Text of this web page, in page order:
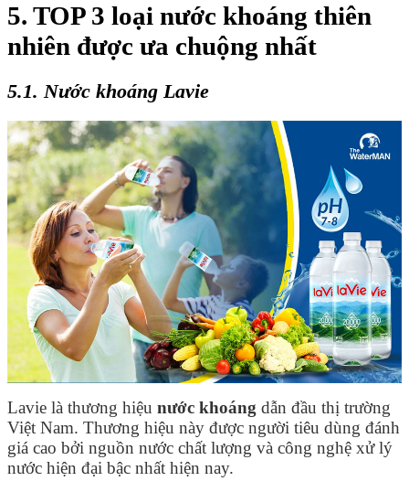
5. TOP 3 loại nước khoáng thiên
nhiên được ưa chuộng nhất
5.1. Nước khoáng Lavie
Lavie là thương hiệu nước khoáng dẫn đầu thị trường
Việt Nam. Thương hiệu này được người tiêu dùng đánh
giá cao bởi nguồn nước chất lượng và công nghệ xử lý
nước hiện đại bậc nhất hiện nay.